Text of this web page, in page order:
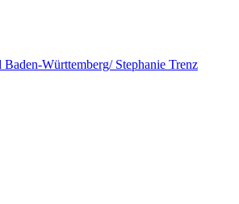
Württemberg/ Stephanie Trenz